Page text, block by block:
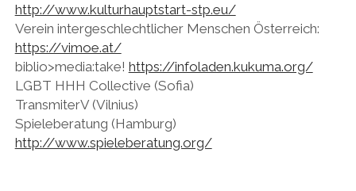
http://www.kulturhauptstart-stp.eu/
Verein intergeschlechtlicher Menschen Österreich:
https://vimoe.at/
biblio>media:take! https://infoladen.kukuma.org/
LGBT HHH Collective (Sofia)
TransmiterV (Vilnius)
Spieleberatung (Hamburg)
http://www.spieleberatung.org/